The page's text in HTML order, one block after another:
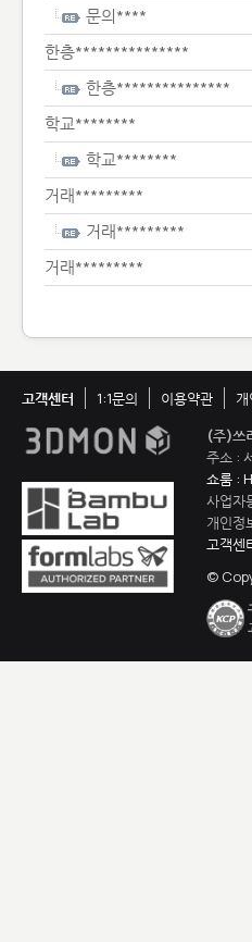
문의****
한층***************
한층***************
학교********
학교********
거래*********
거래*********
거래*********
고객센터 1:1문의 이용약관
(주)쓰
주소 :
쇼룸 :
사업
개인정
고객
©